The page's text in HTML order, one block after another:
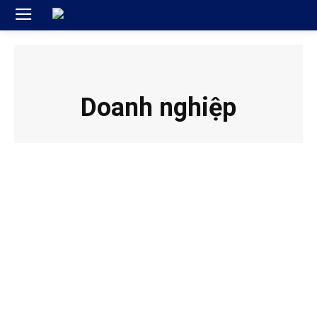
Doanh nghiệp